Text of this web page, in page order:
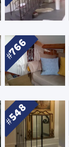
766
548